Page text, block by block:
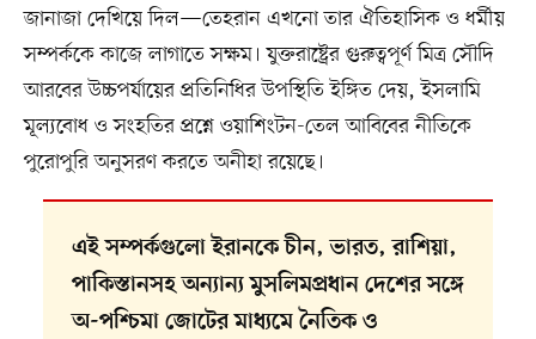
জানাজা দেখিয়ে দিল—তেহরান এখনো তার ঐতিহাসিক ও ধর্মীয়
সম্পর্ককে কাজে লাগাতে সক্ষম। যুক্তরাষ্ট্রের গুরুত্বপূর্ণ মিত্র সৌদি
আরবের উচ্চপর্যায়ের প্রতিনিধির উপস্থিতি ইঙ্গিত দেয়, ইসলামি
মূল্যবোধ ও সংহতির প্রশ্নে ওয়াশিংটন-তেল আবিবের নীতিকে
পুরোপুরি অনুসরণ করতে অনীহা রয়েছে।
এই সম্পর্কগুলো ইরানকে চীন, ভারত, রাশিয়া,
পাকিস্তানসহ অন্যান্য মুসলিমপ্রধান দেশের সঙ্গে
অ-পশ্চিমা জোটের মাধ্যমে নৈতিক ও